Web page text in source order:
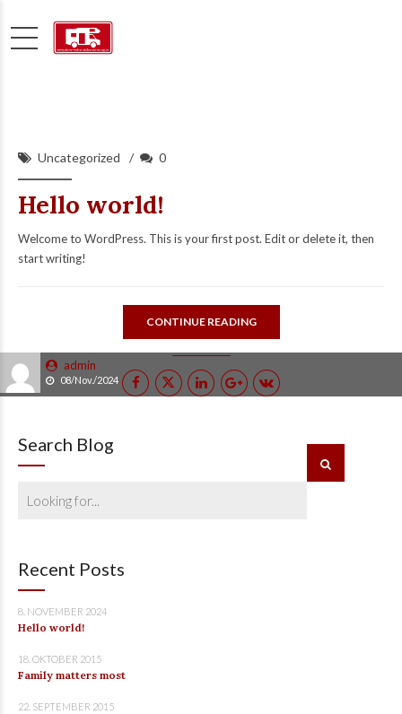
admin
08/Nov./2024
Uncategorized 0
Hello world!
Welcome to WordPress. This is your first post. Edit or delete it, then
start writing!
CONTINUE READING
Search Blog
Recent Posts
8. NOVEMBER 2024
Hello world!
18. OKTOBER 2015
Family matters most
22. SEPTEMBER 2015